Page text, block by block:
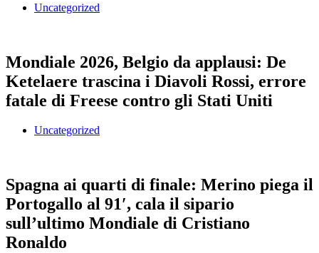
Uncategorized
Mondiale 2026, Belgio da applausi: De
Ketelaere trascina i Diavoli Rossi, errore
fatale di Freese contro gli Stati Uniti
Uncategorized
Spagna ai quarti di finale: Merino piega il
Portogallo al 91′, cala il sipario
sull’ultimo Mondiale di Cristiano
Ronaldo